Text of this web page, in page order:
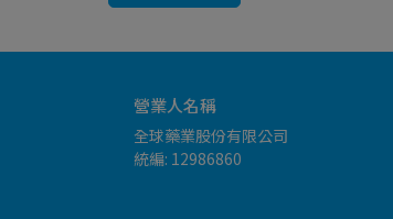
營業人名稱
全球藥業股份有限公司
統編: 12986860